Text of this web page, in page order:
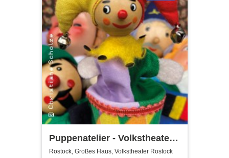
Puppenatelier - Volkstheater
Rostock
Rostock, Großes Haus, Volkstheater Rostock